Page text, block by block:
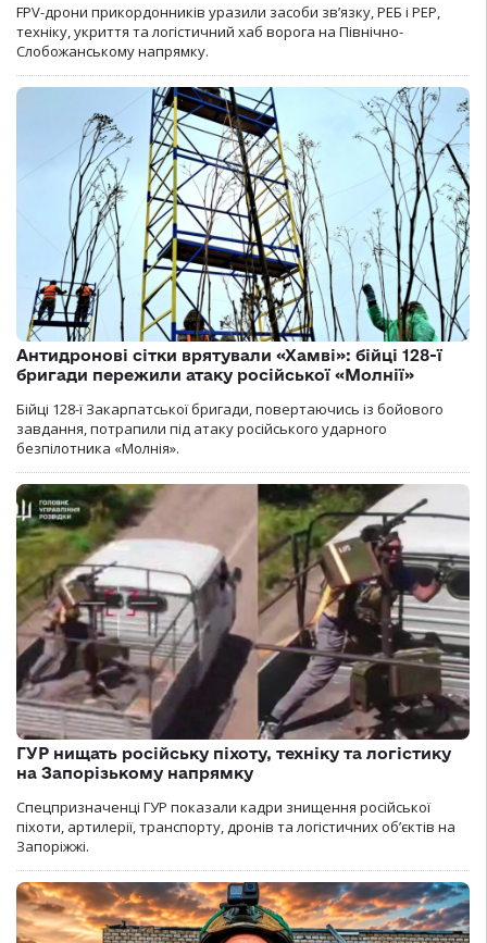
FPV-дрони прикордонників уразили засоби зв’язку, РЕБ і РЕР,
техніку, укриття та логістичний хаб ворога на Північно-
Слобожанському напрямку.
Антидронові сітки врятували «Хамві»: бійці 128-ї
бригади пережили атаку російської «Молнії»
Бійці 128-ї Закарпатської бригади, повертаючись із бойового
завдання, потрапили під атаку російського ударного
безпілотника «Молнія».
ГУР нищать російську піхоту, техніку та логістику
на Запорізькому напрямку
Спецпризначенці ГУР показали кадри знищення російської
піхоти, артилерії, транспорту, дронів та логістичних об’єктів на
Запоріжжі.